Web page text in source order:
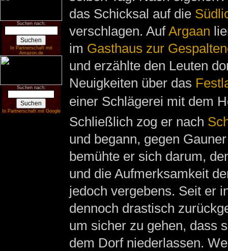
Suchen nach:
In Partnerschaft mit
Amazon.de
Suchen nach:
In Partnerschaft mit Google
das Schicksal auf die
verschlagen. AufArgaan
im Gasthaus zur
und erzählte den Leuten
Neuigkeiten über das
einer Schlägerei mit dem
Schließlich zog er nach
und begann, gegen
bemühte er sich darum,
und die Aufmerksamkeit
jedoch vergebens. Seit er
dennoch drastisch
um sicher zu gehen, dass
dem Dorf niederlassen.